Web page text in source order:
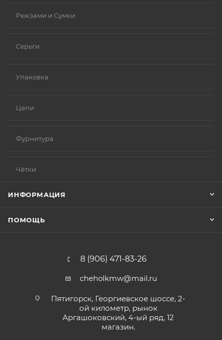
Рюкзами и Сумки
Серьги
Упаковка
Цепи
Фурнитура
Чётки
ИНФОРМАЦИЯ
ПОМОЩЬ
8 (906) 471-83-26
cheholkmw@mail.ru
Пятигорск, Георгиевское шоссе, 2-
ой километр, рынок
Аргашоковский, 4-ый ряд, 12
магазин.